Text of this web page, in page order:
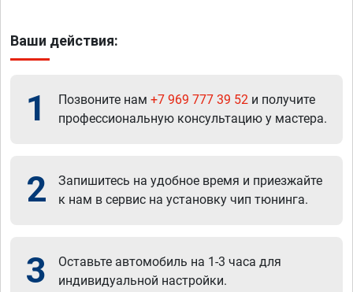
Ваши действия:
1 Позвоните нам +7 969 777 39 52 и получите
профессиональную консультацию у мастера.
2
Запишитесь на удобное время и приезжайте
к нам в сервис на установку чип тюнинга.
3
Оставьте автомобиль на 1-3 часа для
индивидуальной настройки.